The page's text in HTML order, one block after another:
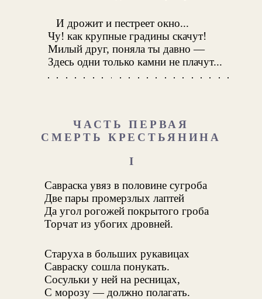
И дрожит и пестреет окно...
Чу! как крупные градины скачут!
Милый друг, поняла ты давно —
Здесь одни только камни не плачут...
ЧАСТЬ ПЕРВАЯ
СМЕРТЬ КРЕСТЬЯНИНА
I
Савраска увяз в половине сугроба
Две пары промерзлых лаптей
Да угол рогожей покрытого гроба
Торчат из убогих дровней.
Старуха в больших рукавицах
Савраску сошла понукать.
Сосульки у ней на ресницах,
С морозу — должно полагать.